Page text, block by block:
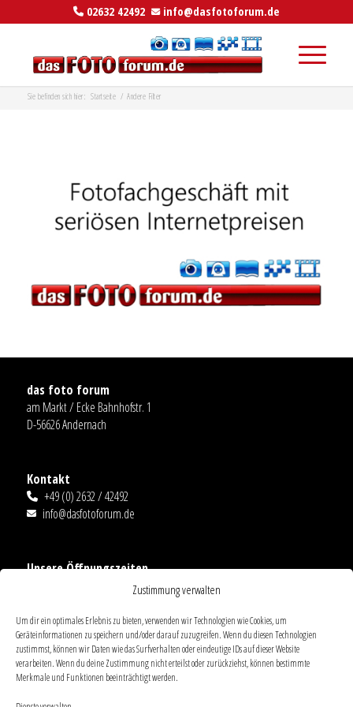
Zustimmung verwalten
Um dir ein optimales Erlebnis zu bieten, verwenden wir Technologien wie Cookies, um
Geräteinformationen zu speichern und/oder darauf zuzugreifen. Wenn du diesen Technologien
zustimmst, können wir Daten wie das Surfverhalten oder eindeutige IDs auf dieser Website
verarbeiten. Wenn du deine Zustimmung nicht erteilst oder zurückziehst, können bestimmte
Merkmale und Funktionen beeinträchtigt werden.
02632 42492 info@dasfotoforum.de
Sie befinden sich hier: Startseite / Andere Filter
das foto forum
am Markt / Ecke Bahnhofstr. 1
D-56626 Andernach
Kontakt
+49 (0) 2632 / 42492
info@dasfotoforum.de
Unsere Öffnungszeiten
Ausnahmen
Links